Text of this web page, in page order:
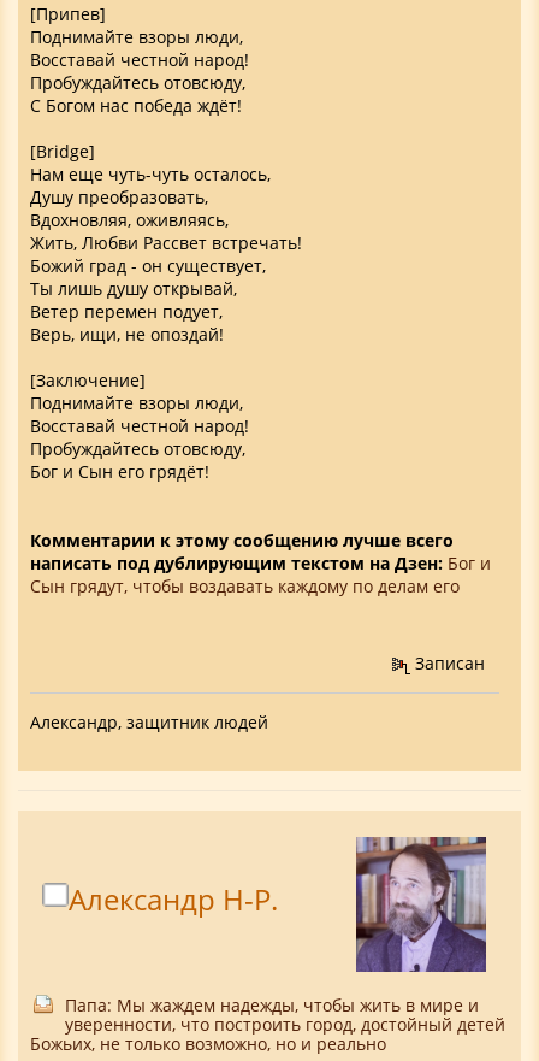
[Припев]
Поднимайте взоры люди,
Восставай честной народ!
Пробуждайтесь отовсюду,
С Богом нас победа ждёт!
[Bridge]
Нам еще чуть-чуть осталось,
Душу преобразовать,
Вдохновляя, оживляясь,
Жить, Любви Рассвет встречать!
Божий град - он существует,
Ты лишь душу открывай,
Ветер перемен подует,
Верь, ищи, не опоздай!
[Заключение]
Поднимайте взоры люди,
Восставай честной народ!
Пробуждайтесь отовсюду,
Бог и Сын его грядёт!
Комментарии к этому сообщению лучше всего
написать под дублирующим текстом на Дзен: Бог и
Сын грядут, чтобы воздавать каждому по делам его
Записан
Александр, защитник людей
Александр Н-Р.
Папа: Мы жаждем надежды, чтобы жить в мире и
уверенности, что построить город, достойный детей
Божьих, не только возможно, но и реально